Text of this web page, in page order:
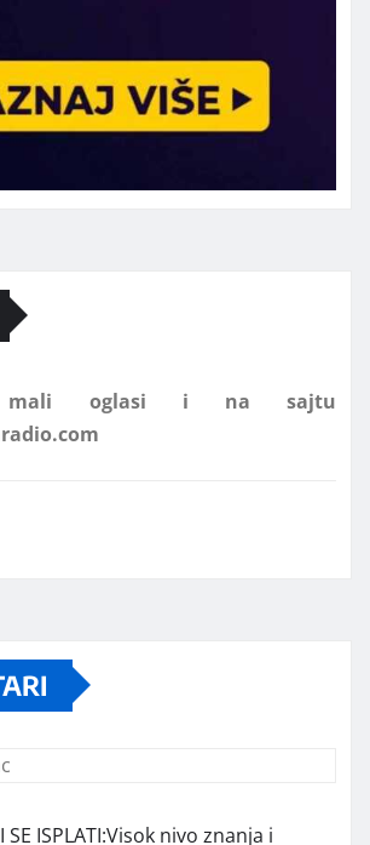
oglasi i na sajtu
SE ISPLATI:Visok nivo znanja i